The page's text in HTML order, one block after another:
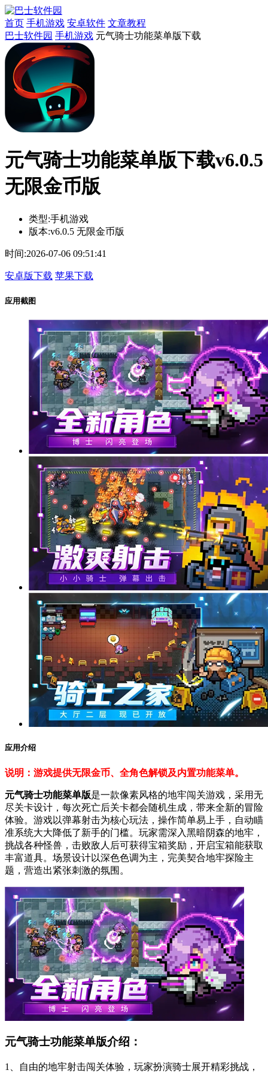
首页 手机游戏 安卓软件 文章教程
巴士软件园 手机游戏 元气骑士功能菜单版下载
元气骑士功能菜单版下载v6.0.5
无限金币版
类型:手机游戏
版本:v6.0.5 无限金币版
时间:2026-07-06 09:51:41
安卓版下载 苹果下载
应用截图
应用介绍
说明：游戏提供无限金币、全角色解锁及内置功能菜单。
元气骑士功能菜单版是一款像素风格的地牢闯关游戏，采用无
尽关卡设计，每次死亡后关卡都会随机生成，带来全新的冒险
体验。游戏以弹幕射击为核心玩法，操作简单易上手，自动瞄
准系统大大降低了新手的门槛。玩家需深入黑暗阴森的地牢，
挑战各种怪兽，击败敌人后可获得宝箱奖励，开启宝箱能获取
丰富道具。场景设计以深色色调为主，完美契合地牢探险主
题，营造出紧张刺激的氛围。
元气骑士功能菜单版介绍：
1、自由的地牢射击闯关体验，玩家扮演骑士展开精彩挑战，